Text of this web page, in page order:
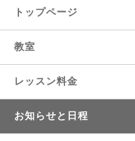
トップページ
教室
レッスン料金
お知らせと日程